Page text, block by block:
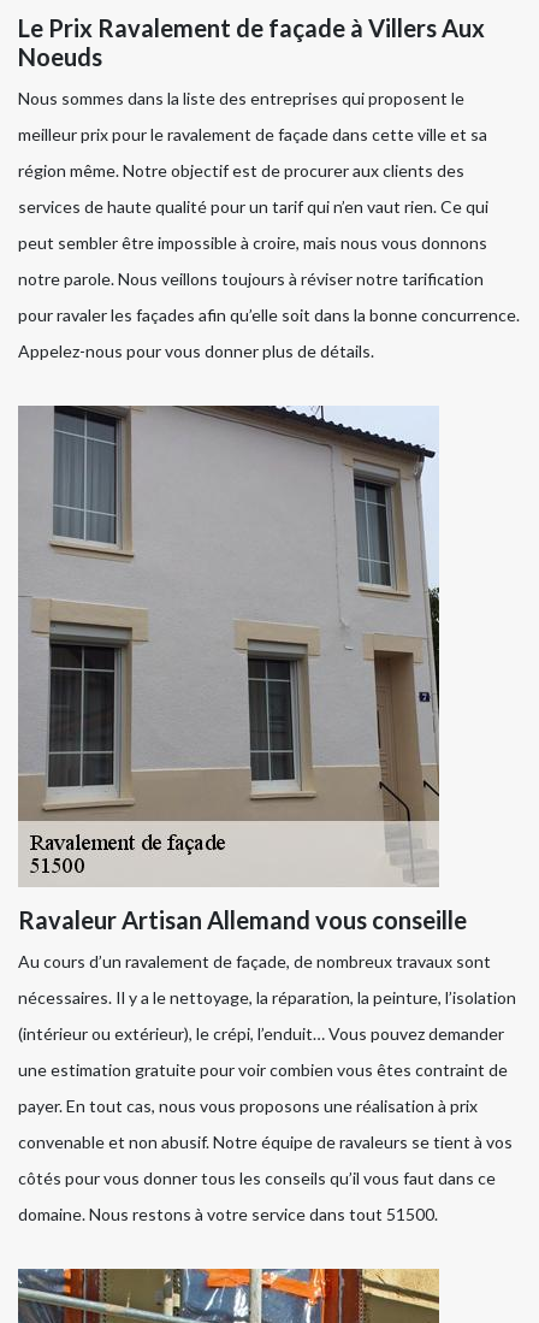
Le Prix Ravalement de façade à Villers Aux
Noeuds
Nous sommes dans la liste des entreprises qui proposent le
meilleur prix pour le ravalement de façade dans cette ville et sa
région même. Notre objectif est de procurer aux clients des
services de haute qualité pour un tarif qui n’en vaut rien. Ce qui
peut sembler être impossible à croire, mais nous vous donnons
notre parole. Nous veillons toujours à réviser notre tarification
pour ravaler les façades afin qu’elle soit dans la bonne concurrence.
Appelez-nous pour vous donner plus de détails.
Ravaleur Artisan Allemand vous conseille
Au cours d’un ravalement de façade, de nombreux travaux sont
nécessaires. Il y a le nettoyage, la réparation, la peinture, l’isolation
(intérieur ou extérieur), le crépi, l’enduit… Vous pouvez demander
une estimation gratuite pour voir combien vous êtes contraint de
payer. En tout cas, nous vous proposons une réalisation à prix
convenable et non abusif. Notre équipe de ravaleurs se tient à vos
côtés pour vous donner tous les conseils qu’il vous faut dans ce
domaine. Nous restons à votre service dans tout 51500.